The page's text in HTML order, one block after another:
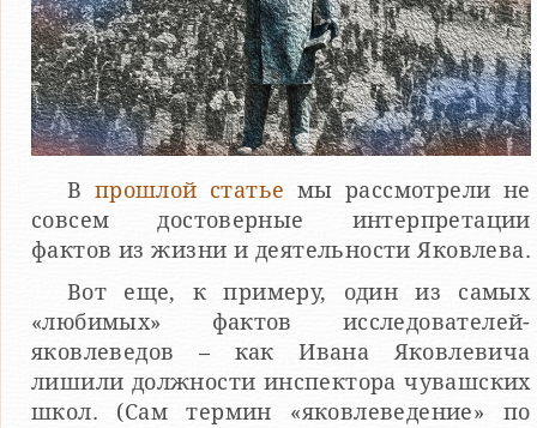
В прошлой статье мы рассмотрели не
совсем достоверные интерпретации
фактов из жизни и деятельности Яковлева.
Вот еще, к примеру, один из самых
«любимых» фактов исследователей-
яковлеведов – как Ивана Яковлевича
лишили должности инспектора чувашских
школ. (Сам термин «яковлеведение» по